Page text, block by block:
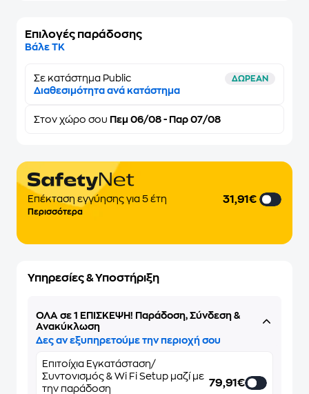
Επιλογές παράδοσης
Βάλε ΤΚ
Σε κατάστημα Public ΔΩΡΕΑΝ
Διαθεσιμότητα ανά κατάστημα
Στον χώρο σου Πεμ 06/08 - Παρ 07/08
Eπέκταση εγγύησης για 5 έτη
Περισσότερα
31,91€
Υπηρεσίες & Υποστήριξη
ΌΛΑ σε 1 ΕΠΙΣΚΕΨΗ! Παράδοση, Σύνδεση &
Ανακύκλωση
Δες αν εξυπηρετούμε την περιοχή σου
Επιτοίχια Εγκατάσταση/
Συντονισμός & Wi Fi Setup μαζί με
την παράδοση
79,91€